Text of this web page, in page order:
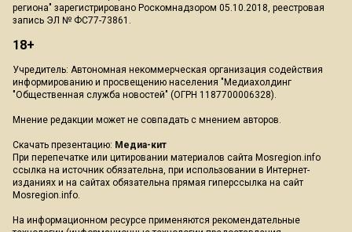
региона" зарегистрировано Роскомнадзором 05.10.2018, реестровая
запись ЭЛ № ФС77-73861.
18+
Учредитель: Автономная некоммерческая организация содействия
информированию и просвещению населения "Медиахолдинг
"Общественная служба новостей" (ОГРН 1187700006328).
Мнение редакции может не совпадать с мнением авторов.
Скачать презентацию: Медиа-кит
При перепечатке или цитировании материалов сайта Mosregion.info
ссылка на источник обязательна, при использовании в Интернет-
изданиях и на сайтах обязательна прямая гиперссылка на сайт
Mosregion.info.
На информационном ресурсе применяются рекомендательные